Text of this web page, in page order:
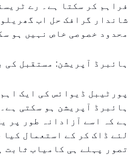
فراہم کر سکتا ہے۔ رے
شاندار گرافک حل اب
محدود خصوصی خاص نہیں ہو
ہائبرڈ آپریشن: مستقبل کی
پورٹیبل ڈیوائس کی ایک
ہائبرڈ آپریشن ہو سکتی
ہے کہ اسے آزادانہ طور پر
لئے ڈاک کر کے استعمال کیا
تصور پہلے ہی کامیاب ثابت